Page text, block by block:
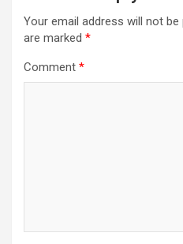
Your email address will not be
are marked *
Comment *